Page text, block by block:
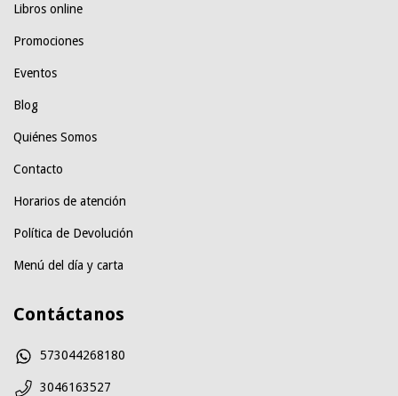
Libros online
Promociones
Eventos
Blog
Quiénes Somos
Contacto
Horarios de atención
Política de Devolución
Menú del día y carta
Contáctanos
573044268180
3046163527